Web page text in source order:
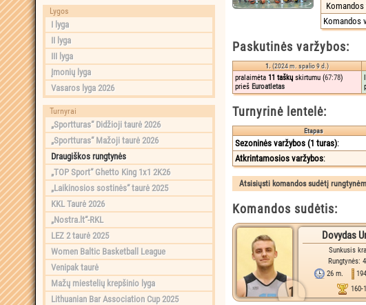
Lygos
I lyga
II lyga
III lyga
Įmonių lyga
Vasaros lyga 2026
Turnyrai
„Sportturas“ Didžioji taurė 2026
„Sportturas“ Mažoji taurė 2026
Draugiškos rungtynės
„TOP Sport“ Ghetto King 1x1 2K26
„Laikinosios sostinės“ taurė 2025
KKL Taurė 2026
„Nostra.lt“-RKL
LEZ 2 taurė 2025
Women Baltic Basketball League
Venipak taurė
Mažų miestelių krepšinio lyga
Lithuanian Bar Association Cup 2025
Komandos
Paskutinės varžybos:
1. (2024 m. spalio 9 d.)
pralaimėta 11 taškų skirtumu (67:78)
prieš Euroatletas
Turnyrinė lentelė:
Etapas
Sezoninės varžybos (1 turas):
Atkrintamosios varžybos:
Komandos sudėtis:
Dovydas
Sunkusis
Rungtynės:
26 m.
160-
1